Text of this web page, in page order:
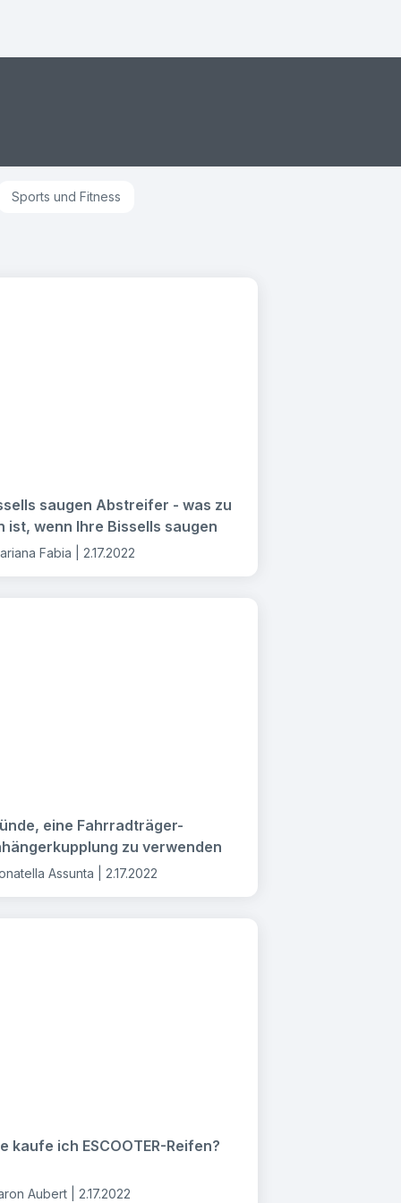
Sports und Fitness
saugen Abstreifer - was zu
ist, wenn Ihre Bissells saugen
Fabia | 2.17.2022
eine Fahrradträger-
zu verwenden
Assunta | 2.17.2022
kaufe ich ESCOOTER-Reifen?
Aubert | 2.17.2022